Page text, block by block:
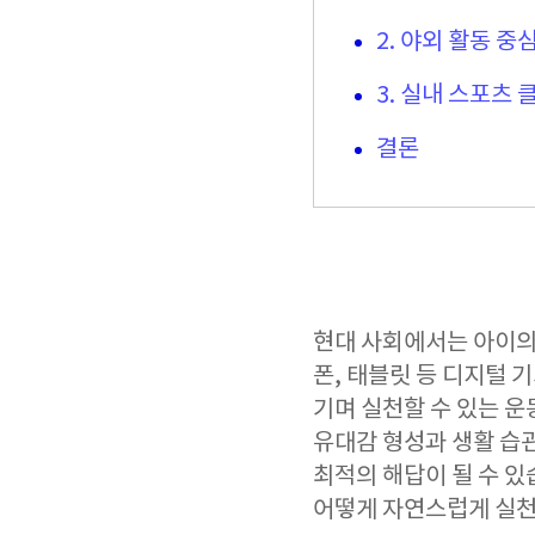
2. 야외 활동 중
3. 실내 스포츠
결론
현대 사회에서는 아이
폰, 태블릿 등 디지털
기며 실천할 수 있는
유대감 형성과 생활 습
최적의 해답이 될 수
어떻게 자연스럽게 실